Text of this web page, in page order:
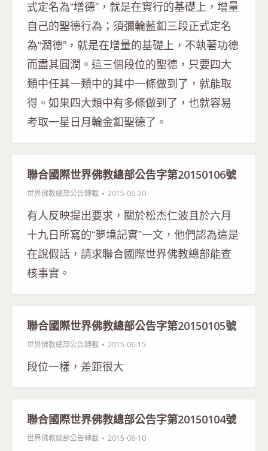
式定名為“增德”，就是在實行的基礎上，增量
自己的聖德行為；須彌輪藍釦三段正式定名
為“潤德”，就是在增量的基礎上，不執著功德
而盡其圓潤。這三個段位的聖德，只要四大
類中任其一類中的其中一條做到了，就能取
得。如果四大類中有多條做到了，也就容易
考取一星日月輪金釦聖德了。
聯合國際世界佛教總部公告字第20150106號
世界佛教總部公告轉載 2015-06-20
有人反映提出要求，關於松杰仁波且於六月
十九日所寫的“夢境記實”一文，他們認為這是
在說假話，請求聯合國際世界佛教總部能查
核事實。
聯合國際世界佛教總部公告字第20150105號
世界佛教總部公告轉載 2015-06-15
段位一樣，差距很大
聯合國際世界佛教總部公告字第20150104號
世界佛教總部公告轉載 2015-06-10